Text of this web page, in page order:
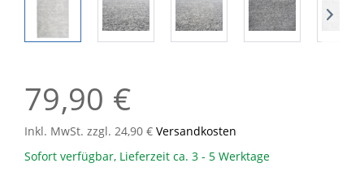
79,90 €
Inkl. MwSt. zzgl. 24,90 € Versandkosten
Sofort verfügbar, Lieferzeit ca. 3 - 5 Werktage